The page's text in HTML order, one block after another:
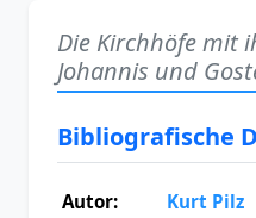
Die Kirchhöfe mit
Johannis und
Bibliografische
Autor:
Kurt Pilz